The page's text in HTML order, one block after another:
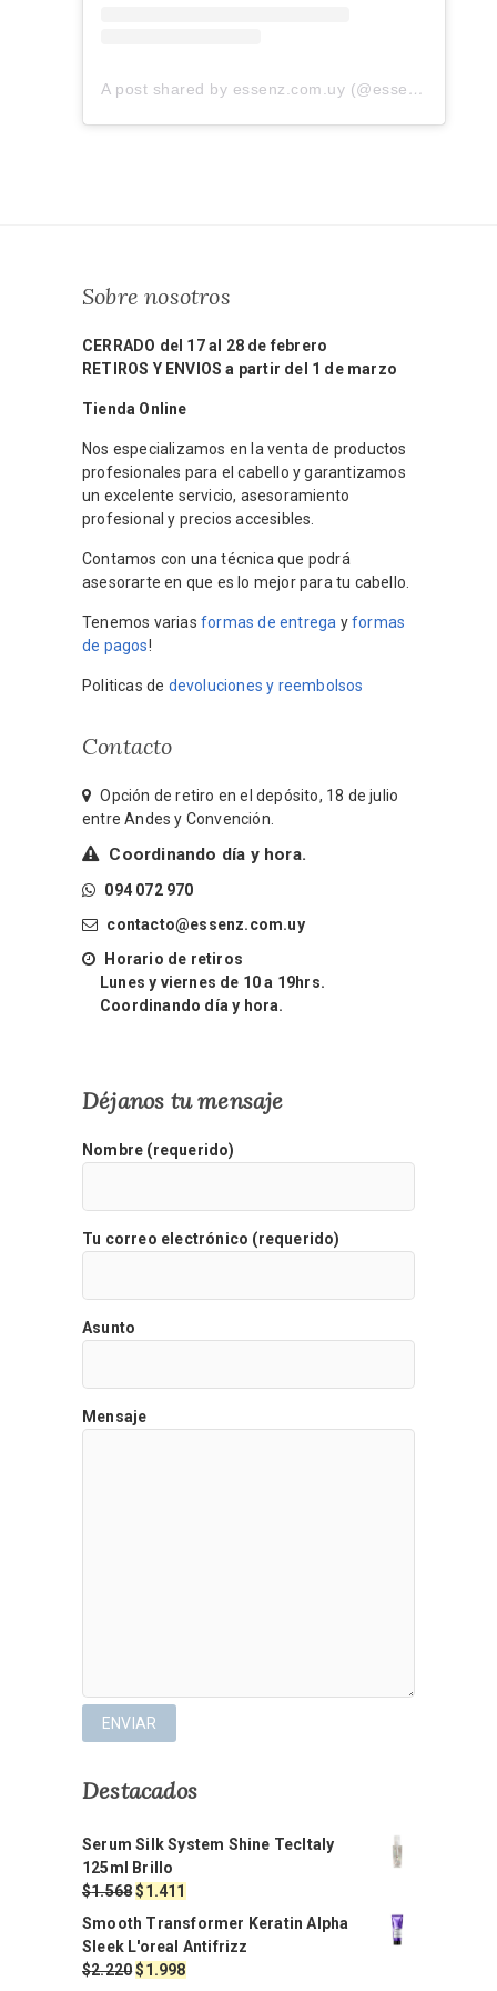
A post shared by essenz.com.uy (@essenz.com.uy)
Sobre nosotros
CERRADO del 17 al 28 de febrero
RETIROS Y ENVIOS a partir del 1 de marzo
Tienda Online
Nos especializamos en la venta de productos
profesionales para el cabello y garantizamos
un excelente servicio, asesoramiento
profesional y precios accesibles.
Contamos con una técnica que podrá
asesorarte en que es lo mejor para tu cabello.
Tenemos varias formas de entrega yformas
de pagos!
Politicas de devoluciones y reembolsos
Contacto
Opción de retiro en el depósito, 18 de julio
entre Andes y Convención.
Coordinando día y hora.
094 072 970
contacto@essenz.com.uy
Horario de retiros
Lunes y viernes de 10 a 19hrs.
Coordinando día y hora.
Déjanos tu mensaje
Nombre (requerido)
Tu correo electrónico (requerido)
Asunto
Mensaje
Destacados
Serum Silk System Shine TecItaly
125ml Brillo
$1.568El
precio
original
era:
$1.568.
$1.411
precio
actual
es:
$1.411.
Smooth Transformer Keratin Alpha
Sleek L'oreal Antifrizz
$2.220El
$1.998El